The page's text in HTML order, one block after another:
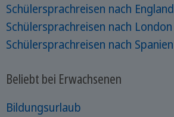
Schülersprachreisen nach England
Schülersprachreisen nach London
Schülersprachreisen nach Spanien
Beliebt bei Erwachsenen
Bildungsurlaub